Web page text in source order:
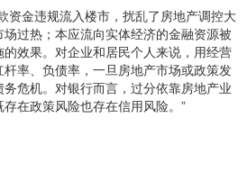
资金违规流入楼市，扰乱了房地产调控大
过热；本应流向实体经济的金融资源被
效果。对企业和居民个人来说，用经营
率、负债率，一旦房地产市场或政策发
危机。对银行而言，过分依靠房地产业
在政策风险也存在信用风险。”